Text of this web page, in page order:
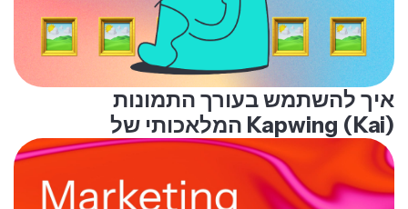
איך להשתמש בעורך התמונות
המלאכותי של Kapwing (Kai)